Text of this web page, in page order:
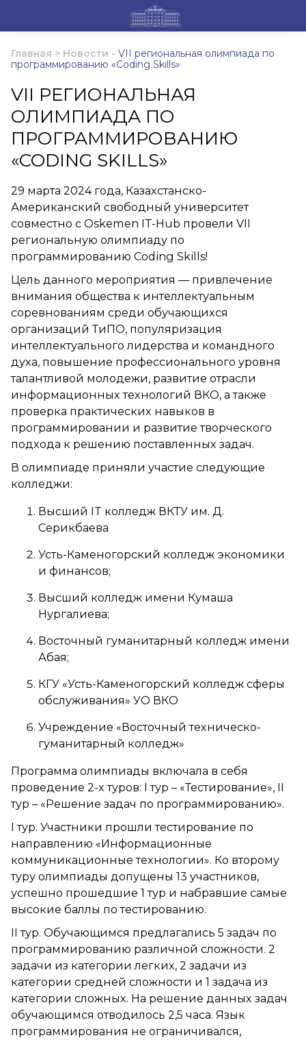
Главная > Новости - VII региональная олимпиада по
программированию «Coding Skills»
VII РЕГИОНАЛЬНАЯ
ОЛИМПИАДА ПО
ПРОГРАММИРОВАНИЮ
«CODING SKILLS»
29 марта 2024 года, Казахстанско-
Американский свободный университет
совместно с Oskemen IT-Hub провели VII
региональную олимпиаду по
программированию Coding Skills!
Цель данного мероприятия — привлечение
внимания общества к интеллектуальным
соревнованиям среди обучающихся
организаций ТиПО, популяризация
интеллектуального лидерства и командного
духа, повышение профессионального уровня
талантливой молодежи, развитие отрасли
информационных технологий ВКО, а также
проверка практических навыков в
программировании и развитие творческого
подхода к решению поставленных задач.
В олимпиаде приняли участие следующие
колледжи:
Высший IT колледж ВКТУ им. Д.
Серикбаева
Усть-Каменогорский колледж экономики
и финансов;
Высший колледж имени Кумаша
Нургалиева;
Восточный гуманитарный колледж имени
Абая;
КГУ «Усть-Каменогорский колледж сферы
обслуживания» УО ВКО
Учреждение «Восточный техническо-
гуманитарный колледж»
Программа олимпиады включала в себя
проведение 2-х туров: I тур – «Тестирование», II
тур – «Решение задач по программированию».
I тур. Участники прошли тестирование по
направлению «Информационные
коммуникационные технологии». Ко второму
туру олимпиады допущены 13 участников,
успешно прошедшие 1 тур и набравшие самые
высокие баллы по тестированию.
II тур. Обучающимся предлагались 5 задач по
программированию различной сложности. 2
задачи из категории легких, 2 задачи из
категории средней сложности и 1 задача из
категории сложных. На решение данных задач
обучающимся отводилось 2,5 часа. Язык
программирования не ограничивался,